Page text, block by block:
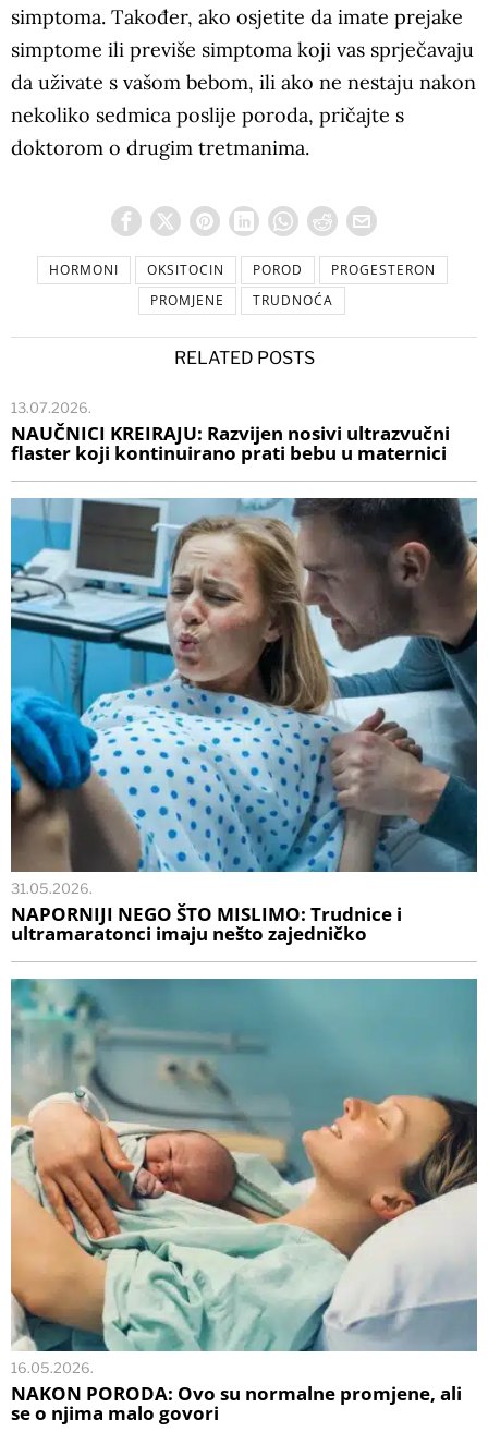
simptoma. Također, ako osjetite da imate prejake
simptome ili previše simptoma koji vas sprječavaju
da uživate s vašom bebom, ili ako ne nestaju nakon
nekoliko sedmica poslije poroda, pričajte s
doktorom o drugim tretmanima.
HORMONI OKSITOCIN POROD
PROGESTERON
PROMJENE
TRUDNOĆA
RELATED POSTS
13.07.2026.
NAUČNICI KREIRAJU: Razvijen nosivi ultrazvučni
flaster koji kontinuirano prati bebu u maternici
31.05.2026.
NAPORNIJI NEGO ŠTO MISLIMO: Trudnice i
ultramaratonci imaju nešto zajedničko
16.05.2026.
NAKON PORODA: Ovo su normalne promjene, ali
se o njima malo govori